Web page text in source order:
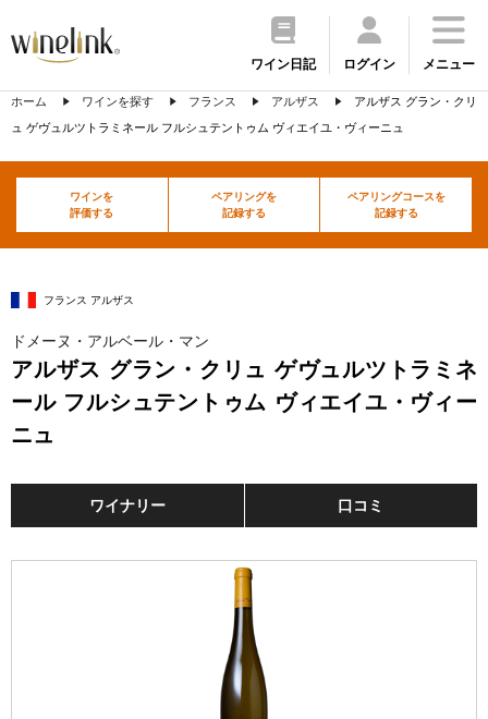
ワイン日記 ログイン メニュー
ホーム ワインを探す フランス アルザス
アルザス グラン・クリ
ュ ゲヴュルツトラミネール フルシュテントゥム ヴィエイユ・ヴィーニュ
ワインを
評価する
ペアリングを
記録する
ペアリングコースを
記録する
フランス アルザス
ドメーヌ・アルベール・マン
アルザス グラン・クリュ ゲヴュルツトラミネ
ール フルシュテントゥム ヴィエイユ・ヴィー
ニュ
ワイナリー 口コミ